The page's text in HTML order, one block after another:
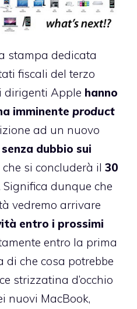
stampa dedicata
fiscali del terzo
dirigenti Apple hanno
imminente product
ad un nuovo
dubbio sui
che si concluderà il 30
Significa dunque che
vedremo arrivare
entro i prossimi
entro la prima
di che cosa potrebbe
strizzatina d’occhio
nuovi MacBook,